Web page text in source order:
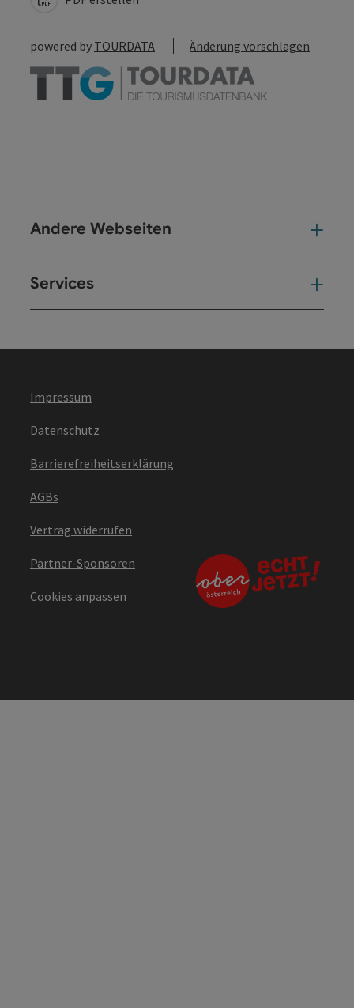
powered by TOURDATA Änderung vorschlagen
Andere Webseiten
Services
Impressum
Datenschutz
Barrierefreiheitserklärung
AGBs
Vertrag widerrufen
Partner-Sponsoren
Cookies anpassen